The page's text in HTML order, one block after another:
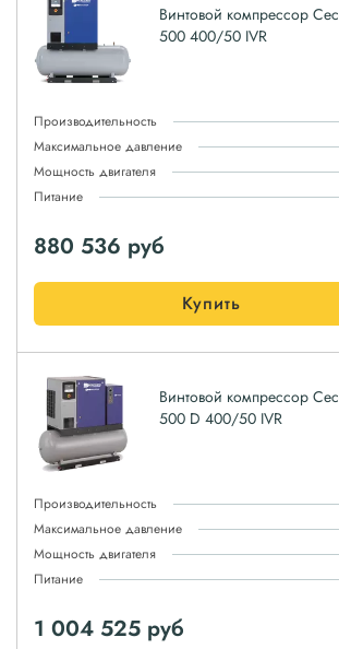
Винтовой компрессор
500 400/50 IVR
Производительность
Максимальное давление
Мощность двигателя
Питание
880 536 руб
Купить
Винтовой компрессор
500 D 400/50 IVR
Производительность
Максимальное давление
Мощность двигателя
Питание
1 004 525 руб